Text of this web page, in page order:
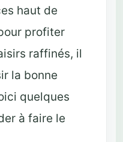
haut de
profiter
raffinés, il
la bonne
quelques
à faire le